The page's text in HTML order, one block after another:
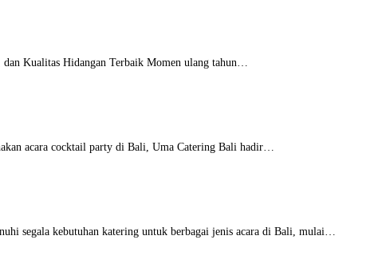
dan Kualitas Hidangan Terbaik Momen ulang tahun…
acara cocktail party di Bali, Uma Catering Bali hadir…
segala kebutuhan katering untuk berbagai jenis acara di Bali, mulai…